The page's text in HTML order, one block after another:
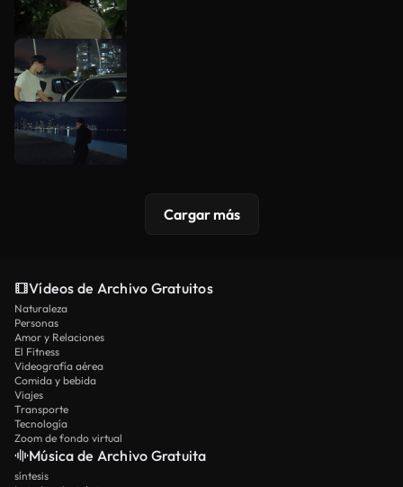
Cargar más
Vídeos de Archivo Gratuitos
Naturaleza
Personas
Amor y Relaciones
El Fitness
Videografía aérea
Comida y bebida
Viajes
Transporte
Tecnología
Zoom de fondo virtual
Música de Archivo Gratuita
síntesis